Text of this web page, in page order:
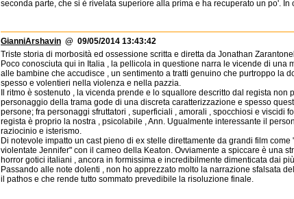
seconda parte, che si è rivelata superiore alla prima e ha recuperato un po'.
GianniArshavin @ 09/05/2014 13:43:42
Triste storia di morbosità ed ossessione scritta e diretta da Jonathan
Poco conosciuta qui in Italia , la pellicola in questione narra le vicende di una
alle bambine che accudisce , un sentimento a tratti genuino che purtroppo la
spesso e volentieri nella violenza e nella pazzia.
Il ritmo è sostenuto , la vicenda prende e lo squallore descritto dal regista
personaggio della trama gode di una discreta caratterizzazione e spesso
persone; fra personaggi sfruttatori , superficiali , amorali , spocchiosi e viscidi
regista è proprio la nostra , psicolabile , Ann. Ugualmente interessante il
raziocinio e isterismo.
Di notevole impatto un cast pieno di ex stelle direttamente da grandi film
violentate Jennifer" con il cameo della Keaton. Ovviamente a spiccare è una
horror gotici italiani , ancora in formissima e incredibilmente dimenticata dai
Passando alle note dolenti , non ho apprezzato molto la narrazione sfalsata
il pathos e che rende tutto sommato prevedibile la risoluzione finale.